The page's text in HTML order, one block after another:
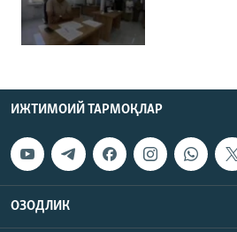
ИЖТИМОИЙ ТАРМОҚЛАР
ОЗОДЛИК